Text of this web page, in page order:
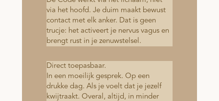
via het hoofd. Je duim maakt bewust
contact met elk anker. Dat is geen
trucje: het activeert je nervus vagus en
brengt rust in je zenuwstelsel.
Direct toepasbaar.
In een moeilijk gesprek. Op een
drukke dag. Als je voelt dat je jezelf
kwijtraakt. Overal, altijd, in minder